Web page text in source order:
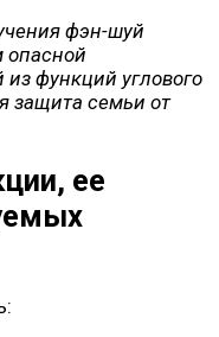
фэн-шуй
опасной
функций углового
защита семьи от
ее